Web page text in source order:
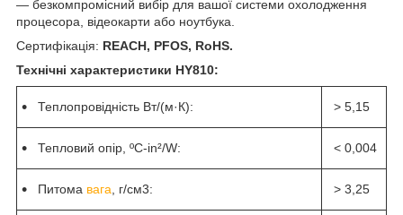
— безкомпромісний вибір для вашої системи охолодження
процесора, відеокарти або ноутбука.
Сертифікація: REACH, PFOS, RoHS.
Технічні характеристики HY810:
Теплопровідність Вт/(м·К): > 5,15
Тепловий опір, ºC-in²/W: < 0,004
Питома вага , г/см3: > 3,25